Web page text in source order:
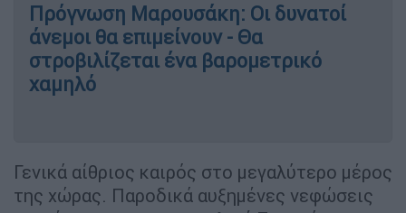
Πρόγνωση Μαρουσάκη: Οι δυνατοί
άνεμοι θα επιμείνουν - Θα
στροβιλίζεται ένα βαρομετρικό
χαμηλό
Γενικά αίθριος καιρός στο μεγαλύτερο μέρος
της χώρας. Παροδικά αυξημένες νεφώσεις